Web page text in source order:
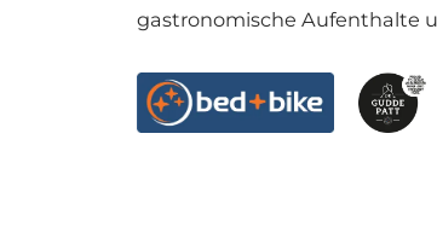
gastronomische Aufenthalte